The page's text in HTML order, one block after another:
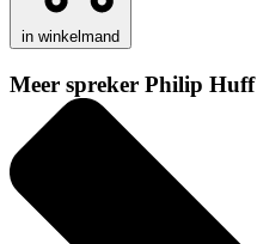
in winkelmand
Meer spreker Philip Huff